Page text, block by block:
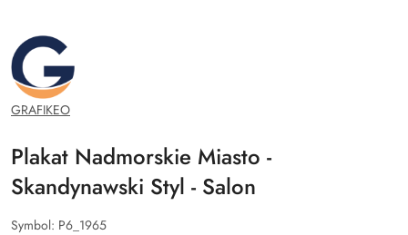
GRAFIKEO.PL
GRAFIKEO
Plakat Nadmorskie Miasto -
Skandynawski Styl - Salon
Symbol: P6_1965